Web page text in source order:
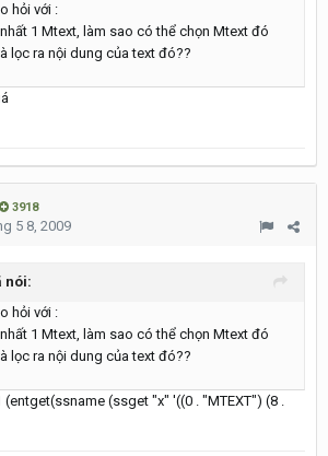
hỏi với :
1 Mtext, làm sao có thể chọn Mtext đó
lọc ra nội dung của text đó??
3918
5 8, 2009
nói:
hỏi với :
1 Mtext, làm sao có thể chọn Mtext đó
lọc ra nội dung của text đó??
(ssget "x" '((0 . "MTEXT") (8 .